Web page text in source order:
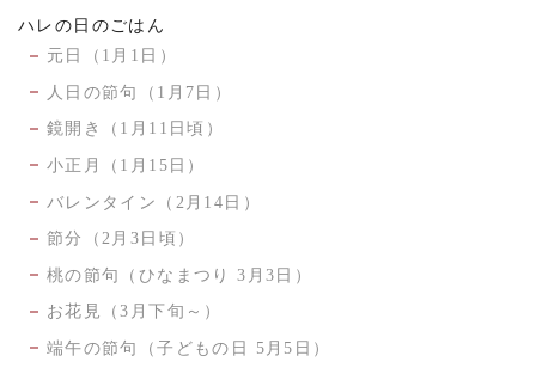
ハレの日のごはん
元日（1月1日）
人日の節句（1月7日）
鏡開き（1月11日頃）
小正月（1月15日）
バレンタイン（2月14日）
節分（2月3日頃）
桃の節句（ひなまつり 3月3日）
お花見（3月下旬～）
端午の節句（子どもの日 5月5日）